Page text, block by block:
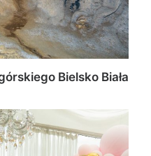
Bielsko Biała